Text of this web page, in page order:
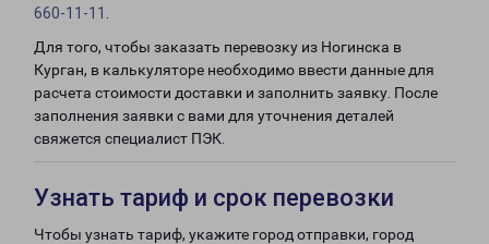
660-11-11
Для того, чтобы заказать перевозку из Ногинска в
Курган, в калькуляторе необходимо ввести данные для
расчета стоимости доставки и заполнить заявку. После
заполнения заявки с вами для уточнения деталей
свяжется специалист ПЭК.
Узнать тариф и срок перевозки
Чтобы узнать тариф, укажите город отправки, город